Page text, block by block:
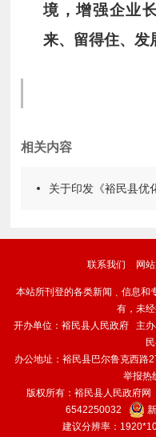
境，增强企业
来、留得住、发
相关内容
关于印发《裕民县优化营
联系我们 网
本站所刊登的各类新闻﹑信息和
有，未经
开办单位：裕民县人民政府 主
办公地址：裕民县巴尔鲁克西
举报热
版权所有：裕民县人民政府网
6542250032
建议分辨率：